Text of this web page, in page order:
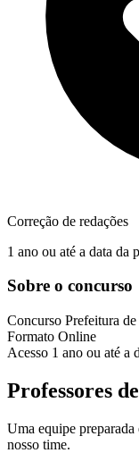
Correção de redações
1 ano ou até a data da
Sobre o concurso
Concurso Prefeitura
Formato Online
Acesso 1 ano ou até a
Professores
Uma equipe
nosso time.